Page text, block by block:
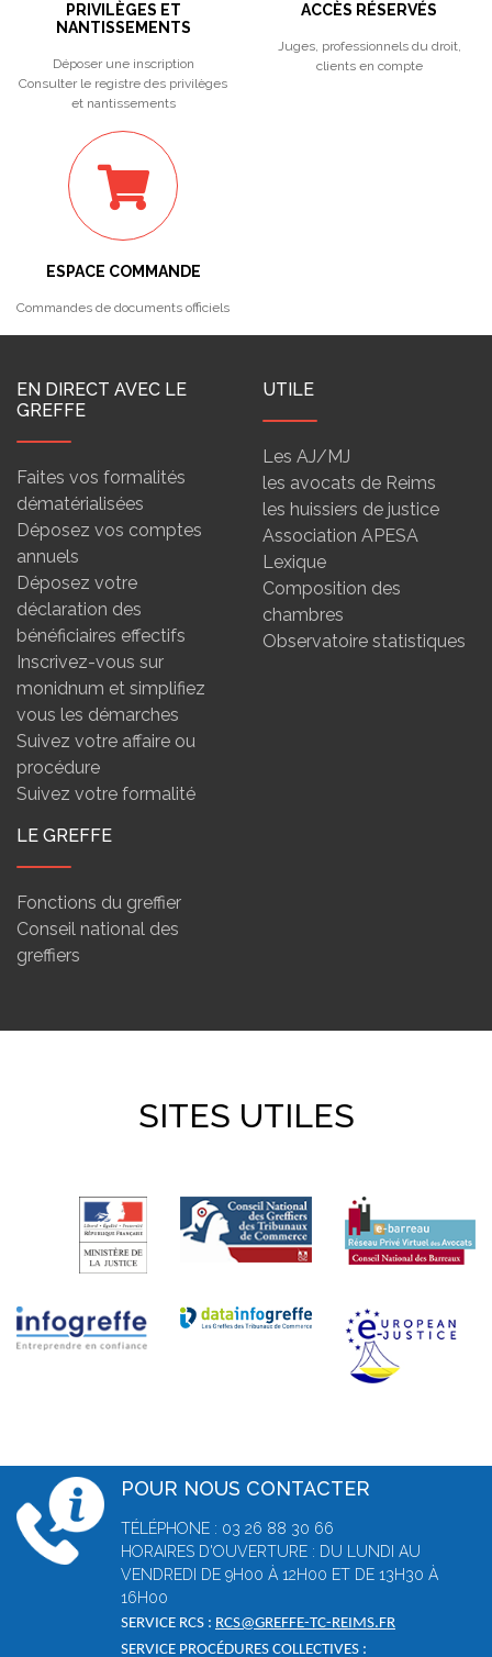
PRIVILÈGES ET
NANTISSEMENTS
Déposer une inscription
Consulter le registre des privilèges
et nantissements
ACCÈS RÉSERVÉS
Juges, professionnels du droit,
clients en compte
ESPACE COMMANDE
Commandes de documents officiels
EN DIRECT AVEC LE
GREFFE
Faites vos formalités
dématérialisées
Déposez vos comptes
annuels
Déposez votre
déclaration des
bénéficiaires effectifs
Inscrivez-vous sur
monidnum et simplifiez
vous les démarches
Suivez votre affaire ou
procédure
Suivez votre formalité
UTILE
Les AJ/MJ
les avocats de Reims
les huissiers de justice
Association APESA
Lexique
Composition des
chambres
Observatoire statistiques
LE GREFFE
Fonctions du greffier
Conseil national des
greffiers
SITES UTILES
POUR NOUS CONTACTER
TÉLÉPHONE : 03 26 88 30 66
HORAIRES D'OUVERTURE : DU LUNDI AU
VENDREDI DE 9H00 À 12H00 ET DE 13H30 À
16H00
SERVICE RCS : RCS@GREFFE-TC-REIMS.FR
SERVICE PROCÉDURES COLLECTIVES :